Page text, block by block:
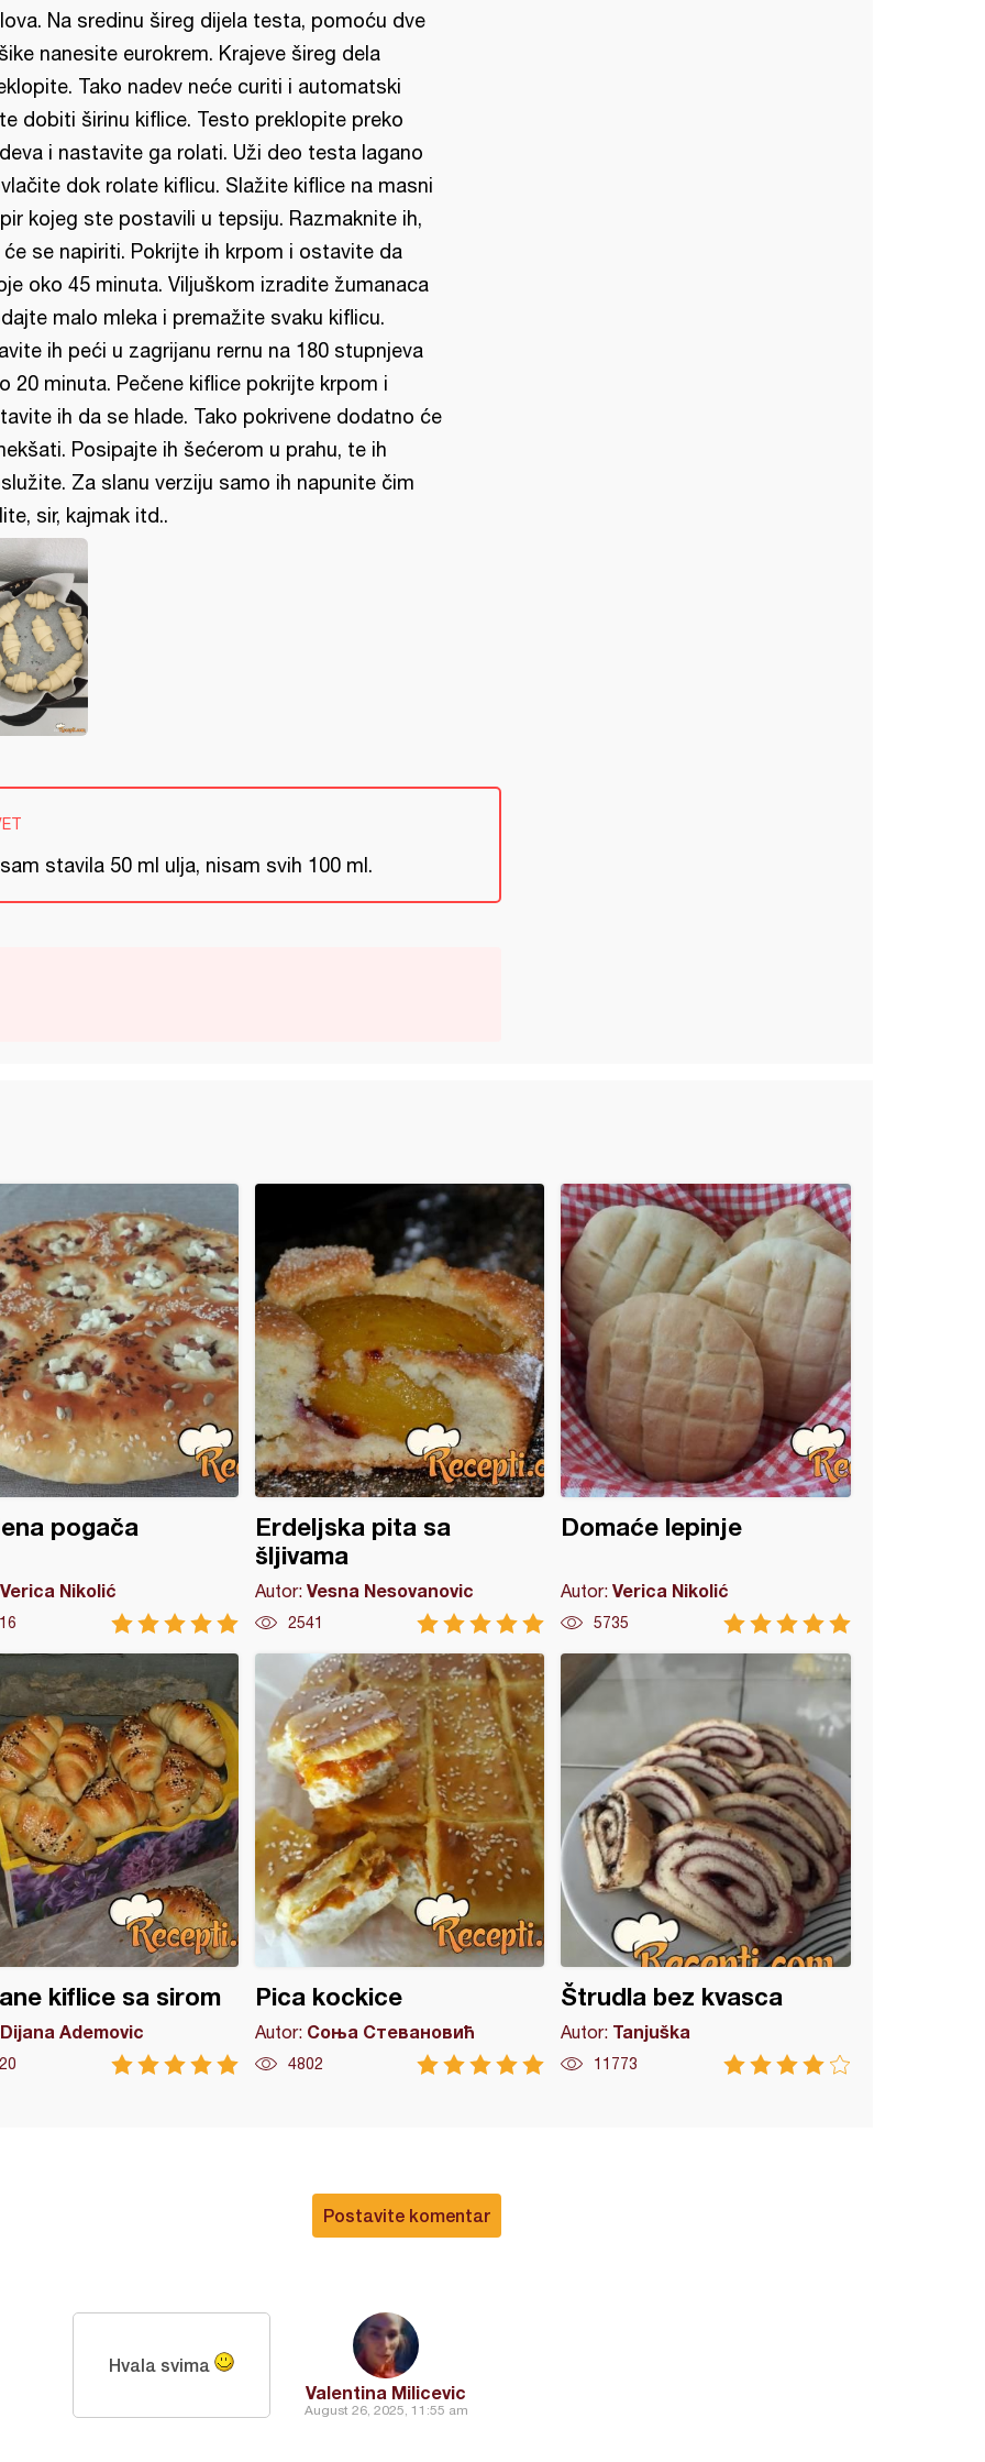
Na sredinu šireg dijela testa, pomoću dve
nanesite eurokrem. Krajeve šireg dela
Tako nadev neće curiti i automatski
dobiti širinu kiflice. Testo preklopite preko
i nastavite ga rolati. Uži deo testa lagano
dok rolate kiflicu. Slažite kiflice na masni
kojeg ste postavili u tepsiju. Razmaknite ih,
će se napiriti. Pokrijte ih krpom i ostavite da
oko 45 minuta. Viljuškom izradite žumanaca
malo mleka i premažite svaku kiflicu.
ih peći u zagrijanu rernu na 180 stupnjeva
20 minuta. Pečene kiflice pokrijte krpom i
ih da se hlade. Tako pokrivene dodatno će
Posipajte ih šećerom u prahu, te ih
Za slanu verziju samo ih napunite čim
sir, kajmak itd..
stavila 50 ml ulja, nisam svih 100 ml.
pogača
Verica Nikolić
Erdeljska pita sa
šljivama
Autor: Vesna Nesovanovic
2541
Domaće lepinje
Autor:Verica Nikolić
5735
kiflice sa sirom
Dijana Ademovic
Pica kockice
Autor: Соња Стевановић
4802
Štrudla bez kvasca
Autor: Tanjuška
11773
Postavite komentar
Valentina Milicevic
August 26, 2025, 11:55 am
Hvala svima